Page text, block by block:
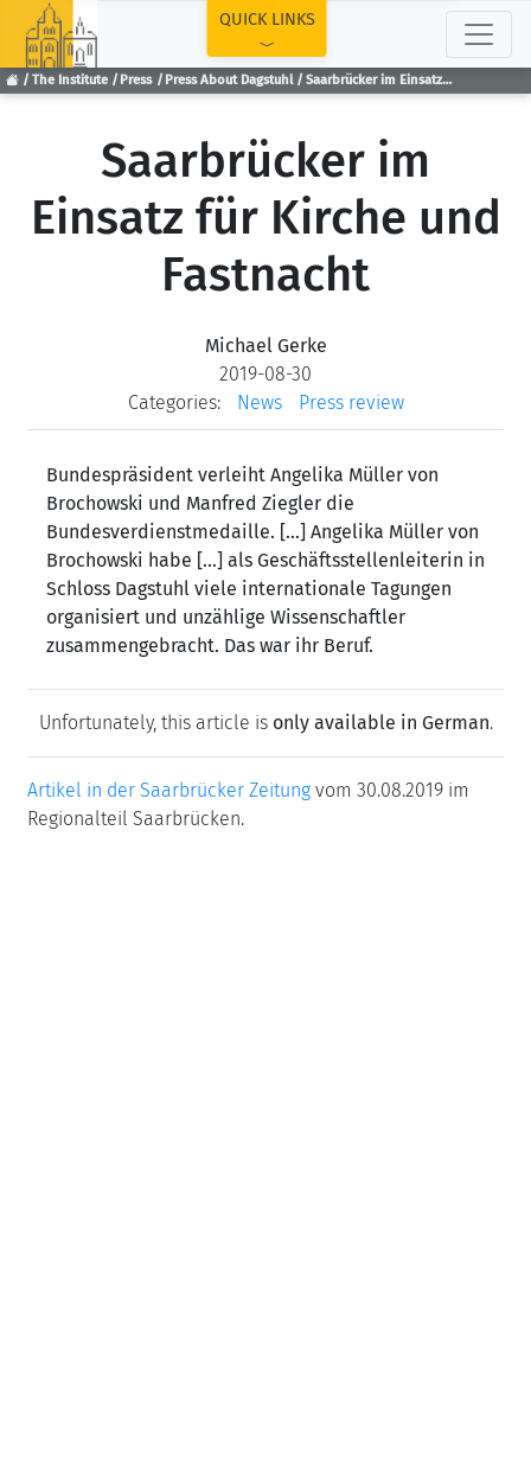
The Institute Press Press About Dagstuhl Saarbrücker im Einsatz für Kirche und Fastnacht
QUICK LINKS
Saarbrücker im
Einsatz für Kirche und
Fastnacht
Michael Gerke
2019-08-30
Categories:
News Press review
Bundespräsident verleiht Angelika Müller von
Brochowski und Manfred Ziegler die
Bundesverdienstmedaille. [...] Angelika Müller von
Brochowski habe [...] als Geschäftsstellenleiterin in
Schloss Dagstuhl viele internationale Tagungen
organisiert und unzählige Wissenschaftler
zusammengebracht. Das war ihr Beruf.
Unfortunately, this article is only available in German.
Artikel in der Saarbrücker Zeitung vom 30.08.2019 im
Regionalteil Saarbrücken.